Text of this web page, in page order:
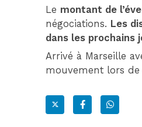
Le montant de
négociations. Les
dans les prochains
Arrivé à Marseille
mouvement lors de